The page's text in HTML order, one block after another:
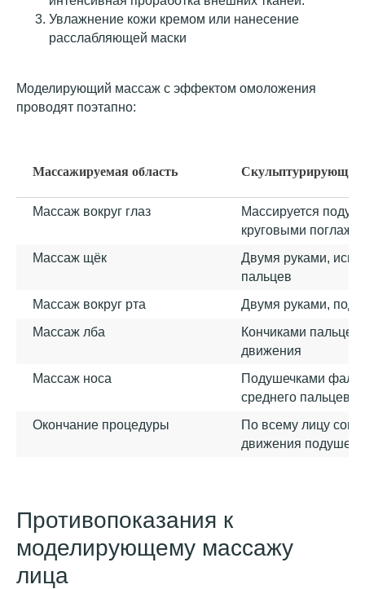
Увлажнение кожи кремом или нанесение
расслабляющей маски
Моделирующий массаж с эффектом омоложения
проводят поэтапно:
Массажируемая область Скульптурирующий
Массаж вокруг глаз
Массируется
круговыми
Массаж щёк
Двумя руками,
пальцев
Массаж вокруг рта
Двумя руками,
Массаж лба
Кончиками
движения
Массаж носа
Подушечками
среднего пальцев
Окончание процедуры
По всему лицу
движения
Противопоказания к
моделирующему массажу
лица
Моделирующий массаж отзывы